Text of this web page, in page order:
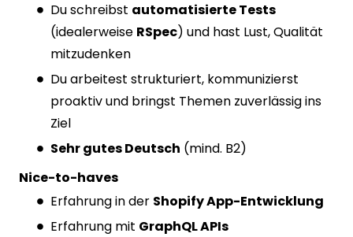
Du schreibst automatisierte Tests
(idealerweise RSpec) und hast Lust, Qualität
mitzudenken
Du arbeitest strukturiert, kommunizierst
proaktiv und bringst Themen zuverlässig ins
Ziel
Sehr gutes Deutsch (mind. B2)
Nice-to-haves
Erfahrung in der Shopify App-Entwicklung
Erfahrung mit GraphQL APIs